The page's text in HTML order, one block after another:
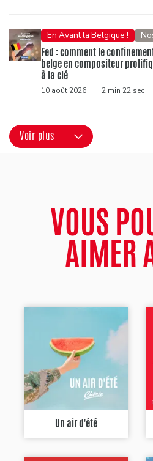
En Avant la Belgique !
Fed : comment le
belge en compositeur
à la clé
10 août 2026 | 2 min 22 sec
Voir plus
VOUS
AIMER
Un air d'été